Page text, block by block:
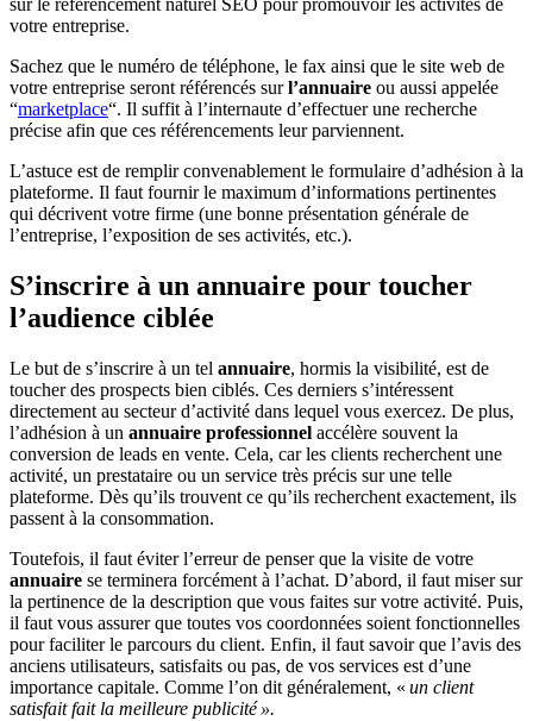
sur le référencement naturel SEO pour promouvoir les activités de
votre entreprise.
Sachez que le numéro de téléphone, le fax ainsi que le site web de
votre entreprise seront référencés surl’annuaire ou aussi appelée
“marketplace“. Il suffit à l’internaute d’effectuer une recherche
précise afin que ces référencements leur parviennent.
L’astuce est de remplir convenablement le formulaire d’adhésion à la
plateforme. Il faut fournir le maximum d’informations pertinentes
qui décrivent votre firme (une bonne présentation générale de
l’entreprise, l’exposition de ses activités, etc.).
S’inscrire à un annuaire pour toucher
l’audience ciblée
Le but de s’inscrire à un tel annuaire, hormis la visibilité, est de
toucher des prospects bien ciblés. Ces derniers s’intéressent
directement au secteur d’activité dans lequel vous exercez. De plus,
l’adhésion à un annuaire professionnel accélère souvent la
conversion de leads en vente. Cela, car les clients recherchent une
activité, un prestataire ou un service très précis sur une telle
plateforme. Dès qu’ils trouvent ce qu’ils recherchent exactement, ils
passent à la consommation.
Toutefois, il faut éviter l’erreur de penser que la visite de votre
annuaire se terminera forcément à l’achat. D’abord, il faut miser sur
la pertinence de la description que vous faites sur votre activité. Puis,
il faut vous assurer que toutes vos coordonnées soient fonctionnelles
pour faciliter le parcours du client. Enfin, il faut savoir que l’avis des
anciens utilisateurs, satisfaits ou pas, de vos services est d’une
importance capitale. Comme l’on dit généralement, « un client
satisfait fait la meilleure publicité ».